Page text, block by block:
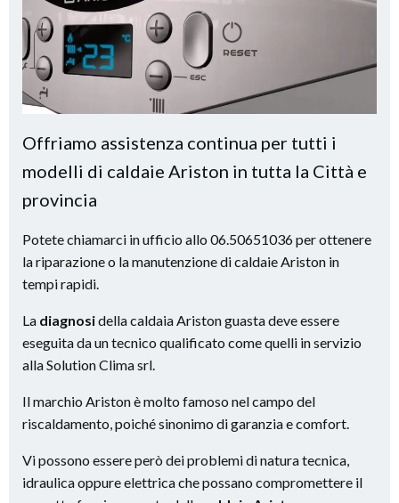
Offriamo assistenza continua per tutti i
modelli di caldaie Ariston in tutta la Città e
provincia
Potete chiamarci in ufficio allo 06.50651036 per ottenere
la riparazione o la manutenzione di caldaie Ariston in
tempi rapidi.
La diagnosidella caldaia Ariston guasta deve essere
eseguita da un tecnico qualificato come quelli in servizio
alla Solution Clima srl.
Il marchio Ariston è molto famoso nel campo del
riscaldamento, poiché sinonimo di garanzia e comfort.
Vi possono essere però dei problemi di natura tecnica,
idraulica oppure elettrica che possano compromettere il